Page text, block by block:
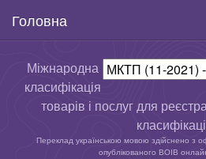
Головна
Міжнародна
класифікація
товарів і послуг для
Переклад українською мовою здійснено з
опублікованого ВОІВ